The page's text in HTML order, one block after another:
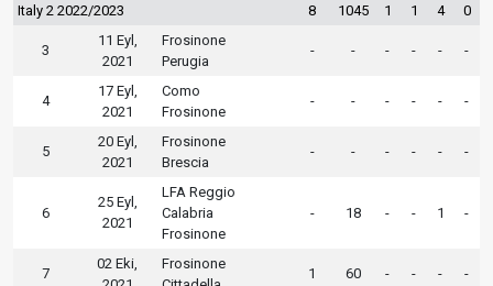
Italy 2 2022/2023 8 1045 1 1 4 0
3
11 Eyl,
2021
Frosinone
Perugia
- - - - - -
4
17 Eyl,
2021
Como
Frosinone
- - - - - -
5
20 Eyl,
2021
Frosinone
Brescia
- - - - - -
6
25 Eyl,
2021
LFA Reggio
Calabria
Frosinone
- 18 - - 1 -
7
02 Eki,
Frosinone
1 60 - - - -